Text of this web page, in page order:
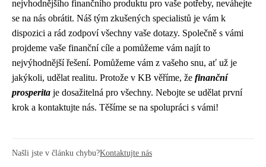
nejvhodnějšího finančního produktu pro vaše potřeby, neváhejte
se na nás obrátit. Náš tým zkušených specialistů je vám k
dispozici a rád zodpoví všechny vaše dotazy. Společně s vámi
projdeme vaše finanční cíle a pomůžeme vám najít to
nejvýhodnější řešení. Pomůžeme vám z vašeho snu, ať už je
jakýkoli, udělat realitu. Protože v KB věříme, že finanční
prosperita je dosažitelná pro všechny. Nebojte se udělat první
krok a kontaktujte nás. Těšíme se na spolupráci s vámi!
Našli jste v článku chybu?Kontaktujte nás